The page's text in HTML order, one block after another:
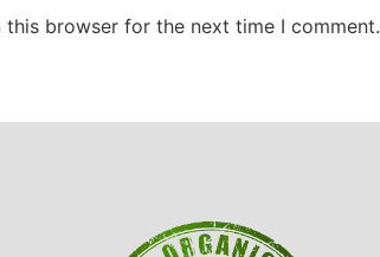
this browser for the next time I comment.